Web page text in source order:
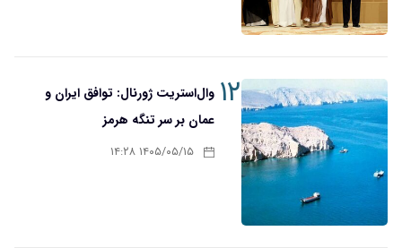
۱۲ وال‌استریت ژورنال: توافق ایران و
عمان بر سر تنگه هرمز
۱۴۰۵/۰۵/۱۵ ۱۴:۲۸